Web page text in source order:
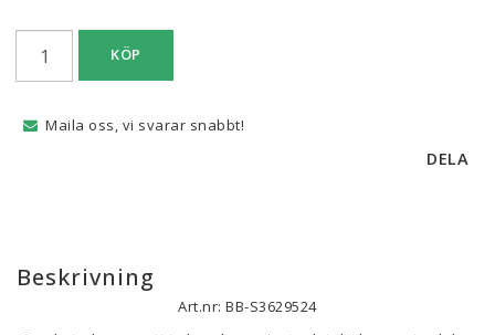
KÖP
Maila oss, vi svarar snabbt!
DELA
Beskrivning
Art.nr: BB-S3629524